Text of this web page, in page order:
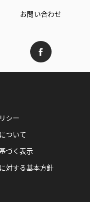
お問い合わせ
シー
ついて
づく表示
対する基本方針